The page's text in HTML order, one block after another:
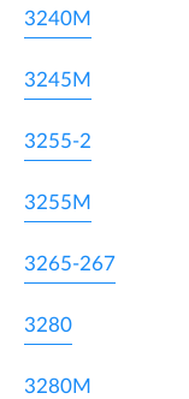
3240M
3245M
3255-2
3255M
3265-267
3280
3280M